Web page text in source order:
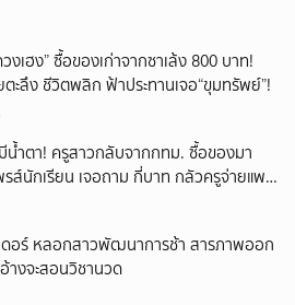
งเฮง” ซื้อของเก่าจากซาเล้ง 800 บาท!
ะลึง ชีวิตพลิก ฟ้าประทานเจอ“ขุมทรัพย์”!
น้ำตา! ครูสาวกลับจากกทม. ซื้อของมา
รส์นักเรียน เจอถาม กี่บาท กลัวครูจ่ายแพง
ดอร์ หลอกสาวพัฒนาการช้า สารภาพออก
างจะสอนวิชานวด